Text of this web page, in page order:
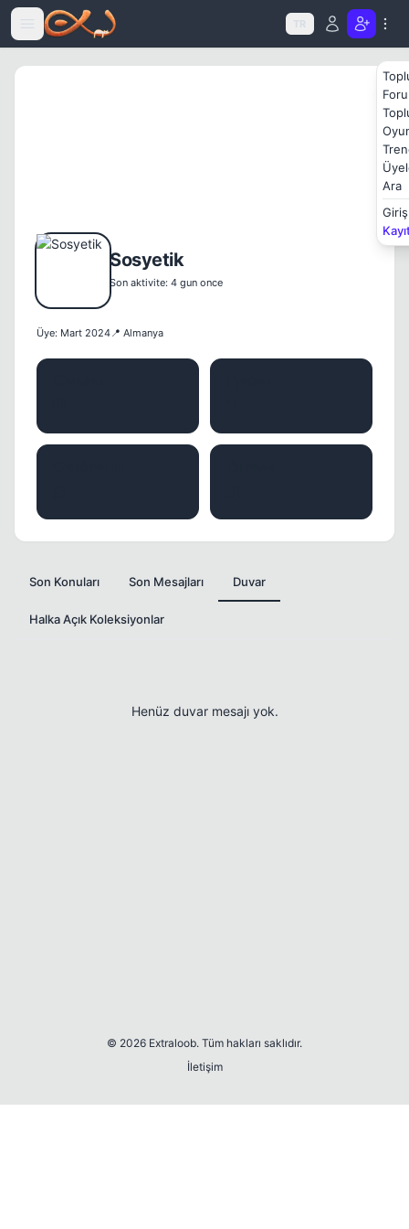
Icerige atla
TR
Ara
Giriş
Sosyetik
Son aktivite: 4 gun once
Üye: Mart 2024📍 Almanya
Son Konuları Son Mesajları Duvar
Halka Açık Koleksiyonlar
Henüz duvar mesajı yok.
© 2026 Extraloob. Tüm hakları saklıdır.
İletişim